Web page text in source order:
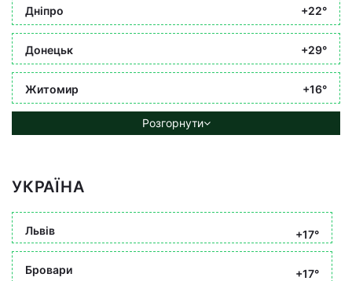
Дніпро +22°
Донецьк +29°
Житомир +16°
Розгорнути
УКРАЇНА
Львів +17°
Бровари +17°